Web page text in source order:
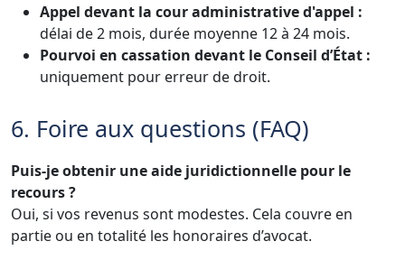
Appel devant la cour administrative d'appel :
délai de 2 mois, durée moyenne 12 à 24 mois.
Pourvoi en cassation devant le Conseil d’État :
uniquement pour erreur de droit.
6. Foire aux questions (FAQ)
Puis-je obtenir une aide juridictionnelle pour le
recours ?
Oui, si vos revenus sont modestes. Cela couvre en
partie ou en totalité les honoraires d’avocat.